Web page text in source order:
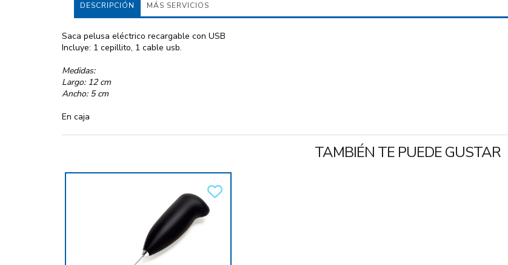
DESCRIPCIÓN MÁS SERVICIOS
Saca pelusa eléctrico recargable con USB
Incluye: 1 cepillito, 1 cable usb.
Medidas:
Largo: 12 cm
Ancho: 5 cm
En caja
TAMBIÉN TE PUEDE GUSTAR